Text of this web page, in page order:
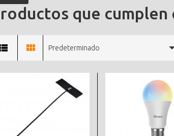
que
Predeterminado